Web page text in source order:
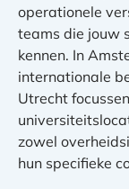
operationele
teams die jouw
kennen. In
internationale
Utrecht
zowel
hun specifieke